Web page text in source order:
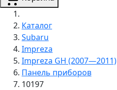
Каталог
Subaru
Impreza
Impreza GH (2007—2011)
Панель приборов
10197